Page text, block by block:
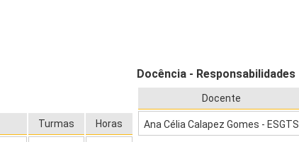
Turmas Horas
Docência - Responsabilidades
Docente
Ana Célia Calapez Gomes - ESGTS